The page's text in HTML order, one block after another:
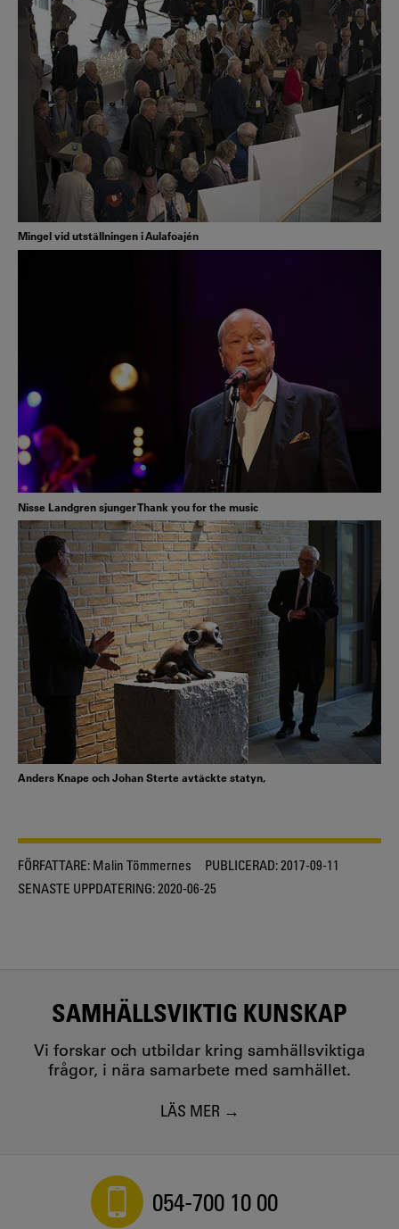
Mingel vid utställningen i Aulafoajén
Nisse Landgren sjunger Thank you for the music
Anders Knape och Johan Sterte avtäckte statyn,
FÖRFATTARE: Malin Tömmernes PUBLICERAD:2017-09-11
SENASTE UPPDATERING:2020-06-25
SAMHÄLLSVIKTIG KUNSKAP
Vi forskar och utbildar kring samhällsviktiga
frågor, i nära samarbete med samhället.
LÄS MER
054-700 10 00